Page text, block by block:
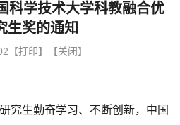
科学技术大学科教融合优
生奖的通知
【打印】 【关闭】
究生勤奋学习、不断创新，中国